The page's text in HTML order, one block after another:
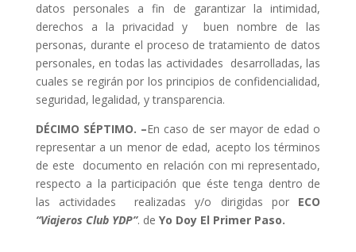
datos personales a fin de garantizar la intimidad,
derechos a la privacidad y buen nombre de las
personas, durante el proceso de tratamiento de datos
personales, en todas las actividades desarrolladas, las
cuales se regirán por los principios de confidencialidad,
seguridad, legalidad, y transparencia.
DÉCIMO SÉPTIMO. –En caso de ser mayor de edad o
representar a un menor de edad, acepto los términos
de este documento en relación con mi representado,
respecto a la participación que éste tenga dentro de
las actividades realizadas y/o dirigidas por ECO
“Viajeros Club YDP”. de Yo Doy El Primer Paso.